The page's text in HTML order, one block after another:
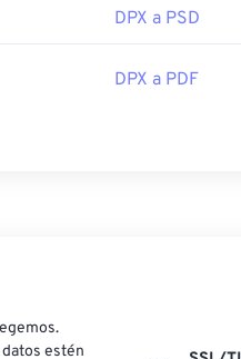
DPX a PSD
DPX a PDF
estén